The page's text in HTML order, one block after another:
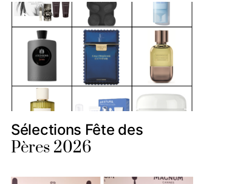
Sélections Fête des
Pères 2026